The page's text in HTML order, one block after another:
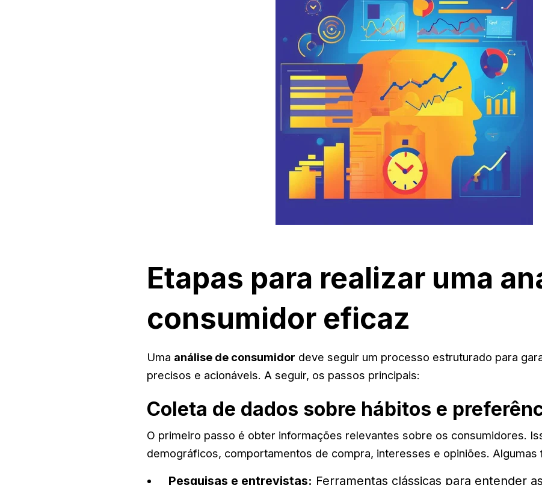
Etapas para realizar uma
consumidor eficaz
Uma análise de consumidor deve seguir um processo estruturado para
precisos e acionáveis. A seguir, os passos principais:
Coleta de dados sobre hábitos e
O primeiro passo é obter informações relevantes sobre os consumidores.
demográficos, comportamentos de compra, interesses e opiniões. Algumas
Pesquisas e entrevistas: Ferramentas clássicas para entender